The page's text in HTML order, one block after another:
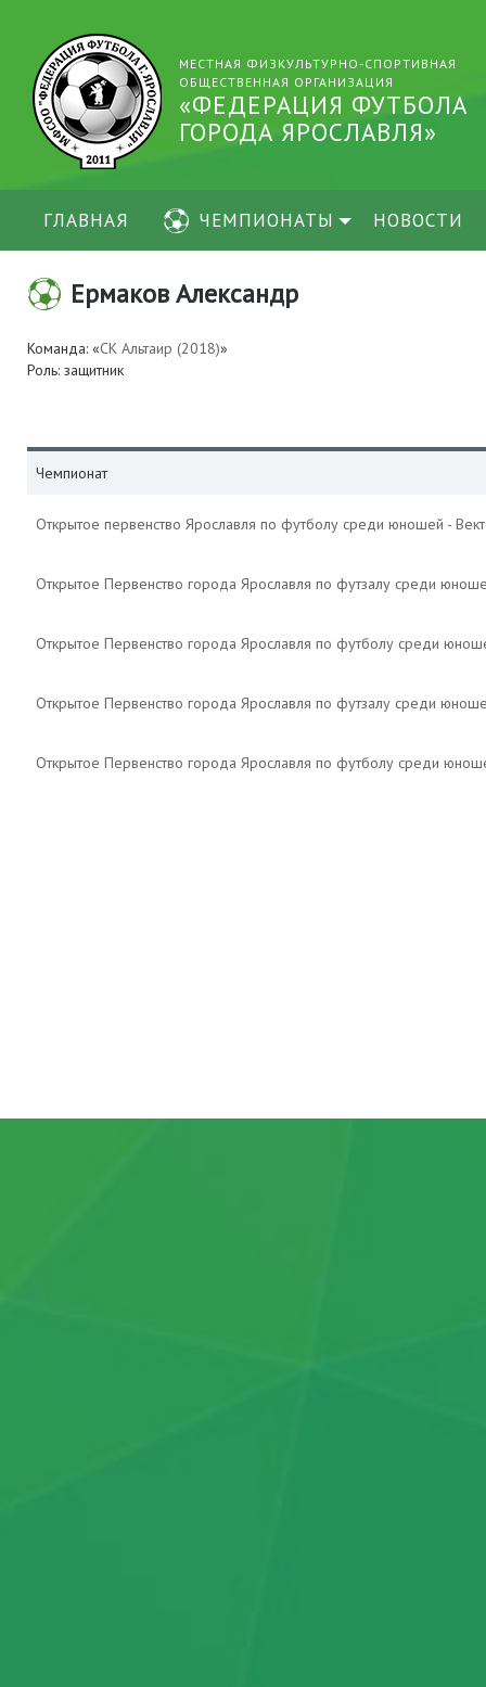
МЕСТНАЯ ФИЗКУЛЬТУРНО-СПОРТИВНАЯ
ОБЩЕСТВЕННАЯ ОРГАНИЗАЦИЯ
«ФЕДЕРАЦИЯ ФУТБОЛА
ГОРОДА ЯРОСЛАВЛЯ»
ГЛАВНАЯ ЧЕМПИОНАТЫ НОВОСТИ
Ермаков Александр
Команда: «СК Альтаир (2018)»
Роль: защитник
Чемпионат
Открытое первенство Ярославля по футболу среди юношей -
Открытое Первенство города Ярославля по футзалу среди
Открытое Первенство города Ярославля по футболу среди
Открытое Первенство города Ярославля по футзалу среди
Открытое Первенство города Ярославля по футболу среди